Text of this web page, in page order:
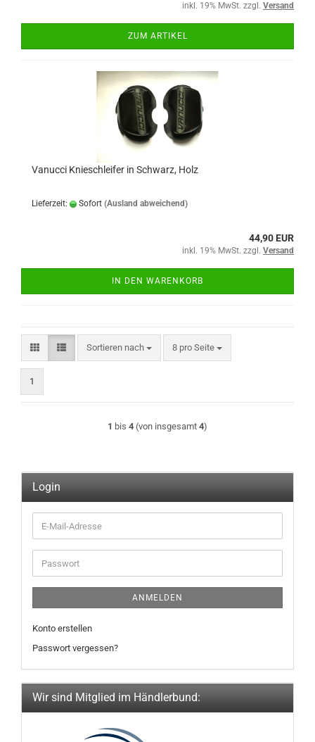
inkl. 19% MwSt. zzgl. Versand
ZUM ARTIKEL
Vanucci Knieschleifer in Schwarz, Holz
Lieferzeit: Sofort (Ausland abweichend)
44,90 EUR
inkl. 19% MwSt. zzgl. Versand
IN DEN WARENKORB
Sortieren nach
Sortieren nach 8 pro Seite
pro Seite
1
1 bis 4 (von insgesamt 4)
Login
E-
Mail-
Adresse
Passwort
ANMELDEN
Konto erstellen
Passwort vergessen?
Wir sind Mitglied im Händlerbund: